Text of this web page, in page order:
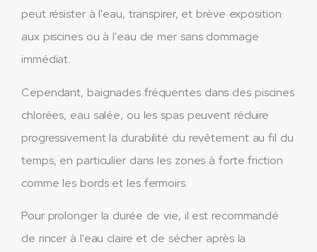
peut résister à l'eau, transpirer, et brève exposition
aux piscines ou à l'eau de mer sans dommage
immédiat.
Cependant, baignades fréquentes dans des piscines
chlorées, eau salée, ou les spas peuvent réduire
progressivement la durabilité du revêtement au fil du
temps, en particulier dans les zones à forte friction
comme les bords et les fermoirs.
Pour prolonger la durée de vie, il est recommandé
de rincer à l'eau claire et de sécher après la